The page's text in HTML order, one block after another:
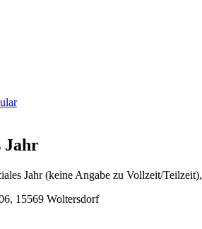
Jahr
Jahr (keine Angabe zu Vollzeit/
15569 Woltersdorf